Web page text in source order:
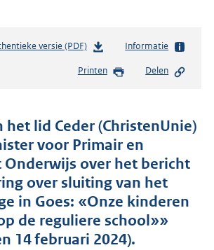
versie (PDF)b
s
d
s
g
r
o
t
t
Informatie
Printen Delen
het lid Ceder (ChristenUnie)
voor Primair en
Onderwijs over het bericht
over sluiting van het
in Goes: «Onze kinderen
de reguliere school»»
14 februari 2024).